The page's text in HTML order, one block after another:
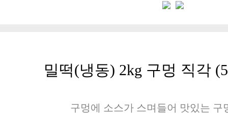
밀떡(냉동) 2kg 구멍 직각
구멍에 소스가 스며들어 맛있는 구